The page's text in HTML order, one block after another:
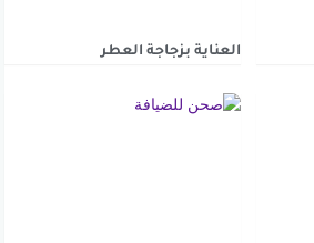
العناية بزجاجة العطر